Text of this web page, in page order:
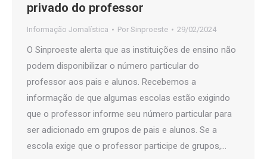
privado do professor
Informação Jornalística Por Sinproeste 29/02/2024
O Sinproeste alerta que as instituições de ensino não
podem disponibilizar o número particular do
professor aos pais e alunos. Recebemos a
informação de que algumas escolas estão exigindo
que o professor informe seu número particular para
ser adicionado em grupos de pais e alunos. Se a
escola exige que o professor participe de grupos,…